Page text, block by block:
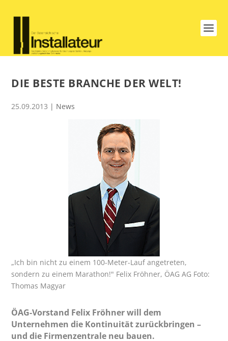
DIE BESTE BRANCHE DER WELT!
25.09.2013 | News
„Ich bin nicht zu einem 100-Meter-Lauf angetreten,
sondern zu einem Marathon!" Felix Fröhner, ÖAG AG Foto:
Thomas Magyar
ÖAG-Vorstand Felix Fröhner will dem
Unternehmen die Kontinuität zurückbringen –
und die Firmen­zentrale neu bauen.